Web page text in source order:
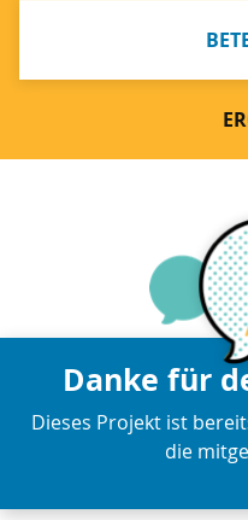
Danke für
Dieses Projekt ist
die